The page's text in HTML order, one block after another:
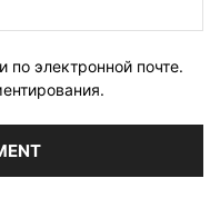
электронной почте.